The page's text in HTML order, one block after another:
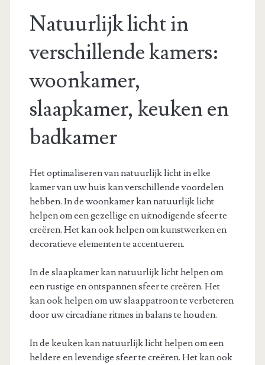
Natuurlijk licht in
verschillende kamers:
woonkamer,
slaapkamer, keuken en
badkamer
Het optimaliseren van natuurlijk licht in elke
kamer van uw huis kan verschillende voordelen
hebben. In de woonkamer kan natuurlijk licht
helpen om een gezellige en uitnodigende sfeer te
creëren. Het kan ook helpen om kunstwerken en
decoratieve elementen te accentueren.
In de slaapkamer kan natuurlijk licht helpen om
een rustige en ontspannen sfeer te creëren. Het
kan ook helpen om uw slaappatroon te verbeteren
door uw circadiane ritmes in balans te houden.
In de keuken kan natuurlijk licht helpen om een
heldere en levendige sfeer te creëren. Het kan ook